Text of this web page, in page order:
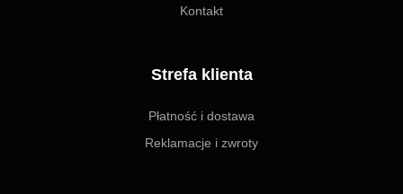
Kontakt
Strefa klienta
Płatność i dostawa
Reklamacje i zwroty